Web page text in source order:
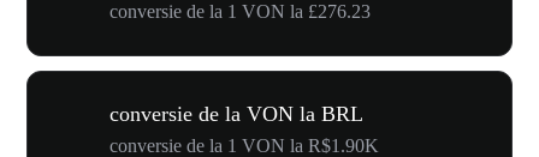
conversie de la 1 VON la £276.23
conversie de la VON la BRL
conversie de la 1 VON la R$1.90K